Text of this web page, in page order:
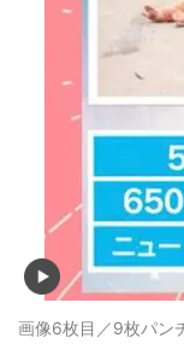
画像6枚目／9枚パン